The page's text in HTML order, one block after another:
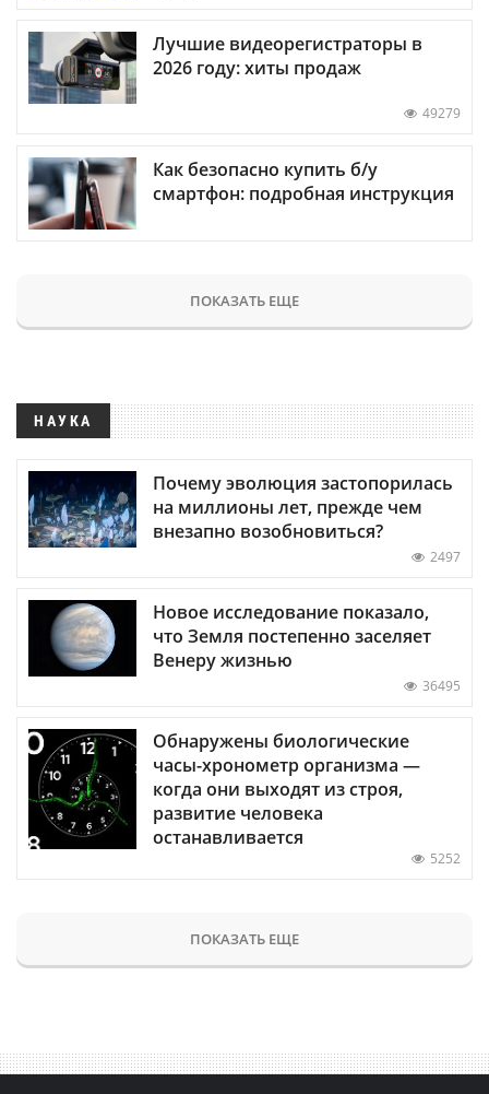
Лучшие видеорегистраторы в
2026 году: хиты продаж
49279
Как безопасно купить б/у
смартфон: подробная инструкция
ПОКАЗАТЬ ЕЩЕ
НАУКА
Почему эволюция застопорилась
на миллионы лет, прежде чем
внезапно возобновиться?
2497
Новое исследование показало,
что Земля постепенно заселяет
Венеру жизнью
36495
Обнаружены биологические
часы-хронометр организма —
когда они выходят из строя,
развитие человека
останавливается
5252
ПОКАЗАТЬ ЕЩЕ